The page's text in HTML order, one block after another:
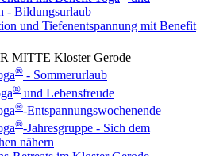
- Bildungsurlaub
und Tiefenentspannung mit Benefit
MITTE Kloster Gerode
® - Sommerurlaub
® und Lebensfreude
®-Entspannungswochenende
®-Jahresgruppe - Sich dem
nähern